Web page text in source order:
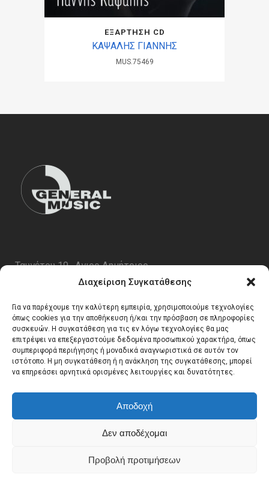
Διαχείριση Συγκατάθεσης
Για να παρέχουμε την καλύτερη εμπειρία, χρησιμοποιούμε τεχνολογίες
όπως cookies για την αποθήκευση ή/και την πρόσβαση σε πληροφορίες
συσκευών. Η συγκατάθεση για τις εν λόγω τεχνολογίες θα μας
επιτρέψει να επεξεργαστούμε δεδομένα προσωπικού χαρακτήρα, όπως
συμπεριφορά περιήγησης ή μοναδικά αναγνωριστικά σε αυτόν τον
ιστότοπο. Η μη συγκατάθεση ή η ανάκληση της συγκατάθεσης, μπορεί
να επηρεάσει αρνητικά ορισμένες λειτουργίες και δυνατότητες.
Αποδοχή
Δεν αποδέχομαι
Προβολή προτιμήσεων
ΕΞΑΡΤΗΣΗ CD
ΚΑΨΑΛΗΣ ΓΙΑΝΝΗΣ
MUS.75469
Ταυγέτου 19 , Αγιος Δημήτριος
email:info@generalmusic.gr
Ωρες Λειτουργίας:
Δευτέρα – Παρασκευή 10:00 – 17:00